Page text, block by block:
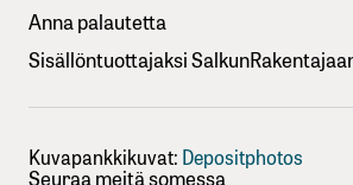
Anna palautetta
Sisällöntuottajaksi
Kuvapankkikuvat: Depositphotos
Seuraa meitä somessa